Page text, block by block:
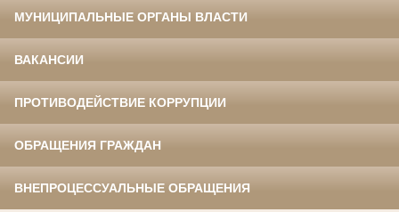
МУНИЦИПАЛЬНЫЕ ОРГАНЫ ВЛАСТИ
ВАКАНСИИ
ПРОТИВОДЕЙСТВИЕ КОРРУПЦИИ
ОБРАЩЕНИЯ ГРАЖДАН
ВНЕПРОЦЕССУАЛЬНЫЕ ОБРАЩЕНИЯ